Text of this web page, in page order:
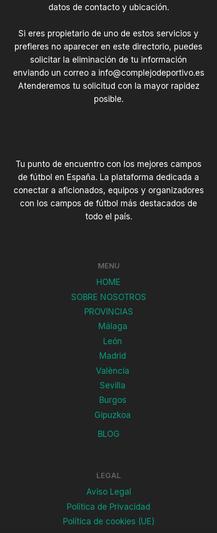
datos de contacto y ubicación.
Si eres propietario de uno de estos servicios y
prefieres no aparecer en este directorio, puedes
solicitar la eliminación de tu información
enviando un correo a info@complejodeportivo.es
Atenderemos tu solicitud con la mayor rapidez
posible.
Tu punto de encuentro con los mejores campos
de fútbol en España. La plataforma dedicada a
conectar a aficionados, equipos y organizadores
con los campos de fútbol más destacados de
todo el país.
MENU
HOME
SOBRE NOSOTROS
PROVINCIAS
Málaga
León
Madrid
València
Sevilla
Burgos
Gipuzkoa
BLOG
LEGAL
Aviso Legal
Política de Privacidad
Política de cookies (UE)